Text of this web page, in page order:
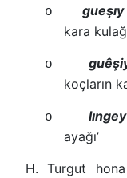
o
kara
o
koçların
o
ayağı’
H. Turgut